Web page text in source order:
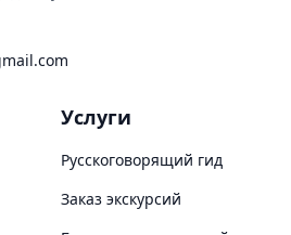
Услуги
Русскоговорящий гид
Заказ экскурсий